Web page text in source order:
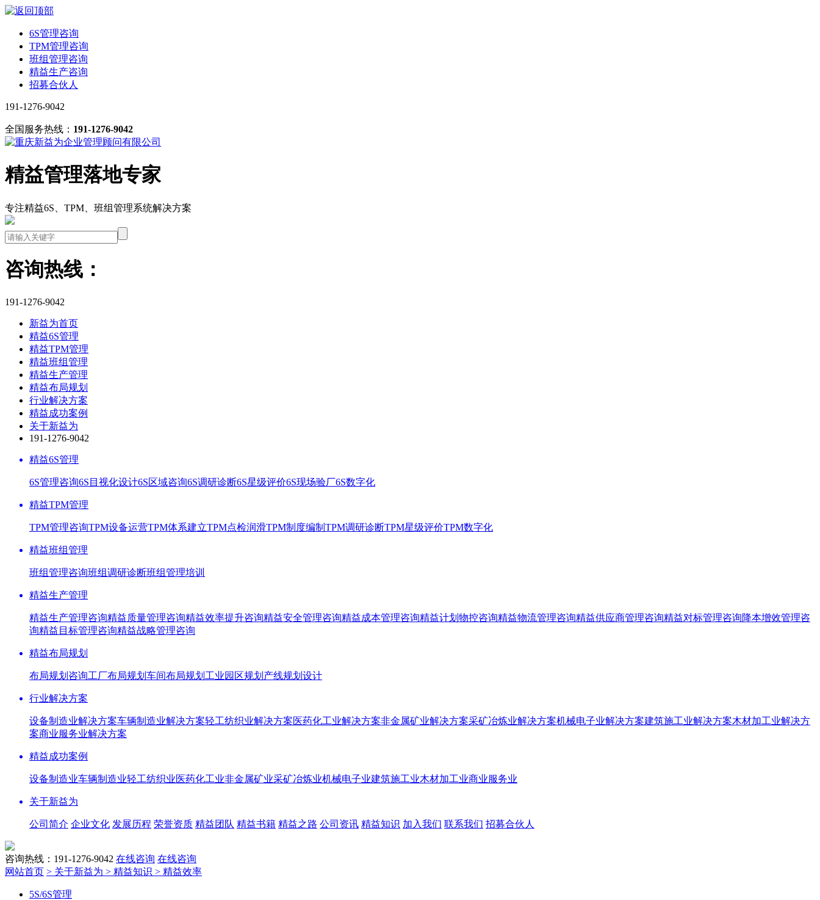
6S管理咨询
TPM管理咨询
班组管理咨询
精益生产咨询
招募合伙人
191-1276-9042
全国服务热线： 191-1276-9042
精益管理落地专家
专注精益6S、TPM、班组管理系统解决方案
咨询热线：
191-1276-9042
新益为首页
精益6S管理
精益TPM管理
精益班组管理
精益生产管理
精益布局规划
行业解决方案
精益成功案例
关于新益为
191-1276-9042
精益6S管理
6S管理咨询6S目视化设计6S区域咨询6S调研诊断6S星级评价6S现场验厂6S数字化
精益TPM管理
TPM管理咨询TPM设备运营TPM体系建立TPM点检润滑TPM制度编制 TPM调研诊断TPM星级评价TPM数字化
精益班组管理
班组管理咨询班组调研诊断班组管理培训
精益生产管理
精益生产管理咨询精益质量管理咨询精益效率提升咨询精益安全管理咨询精益成本管理咨询精益计划物控咨询精益物流管理咨询精益供应商管理咨询精益对标管理咨询降本增效管理咨
询精益目标管理咨询精益战略管理咨询
精益布局规划
布局规划咨询工厂布局规划 车间布局规划 工业园区规划 产线规划设计
行业解决方案
设备制造业解决方案车辆制造业解决方案轻工纺织业解决方案医药化工业解决方案非金属矿业解决方案采矿冶炼业解决方案机械电子业解决方案建筑施工业解决方案木材加工业解决方
案商业服务业解决方案
精益成功案例
设备制造业车辆制造业轻工纺织业医药化工业非金属矿业采矿冶炼业机械电子业建筑施工业木材加工业商业服务业
关于新益为
公司简介 企业文化 发展历程 荣誉资质 精益团队 精益书籍 精益之路 公司资讯 精益知识 加入我们 联系我们 招募合伙人
咨询热线：191-1276-9042 在线咨询 在线咨询
网站首页 > 关于新益为 > 精益知识 > 精益效率
5S/6S管理